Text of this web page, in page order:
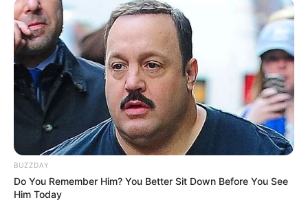
BUZZDAY
Do You Remember Him? You Better Sit Down Before You See
Him Today